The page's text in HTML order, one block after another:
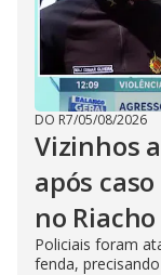
DO R7/05/08/2026
Vizinhos
após
no
Policiais foram
fenda,